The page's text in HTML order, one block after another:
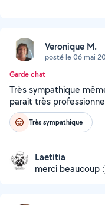
Veronique M.
posté le 06 mai
Garde chat
Très sympathique
parait très
Très sympathique
Laetitia
merci beaucoup